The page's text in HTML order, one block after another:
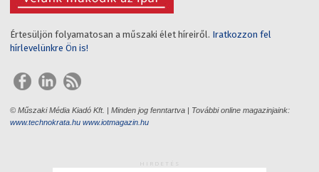
Értesüljön folyamatosan a műszaki élet híreiről. Iratkozzon fel
hírlevelünkre Ön is!
© Műszaki Média Kiadó Kft. | Minden jog fenntartva | További online magazinjaink:
www.technokrata.hu www.iotmagazin.hu
HIRDETÉS